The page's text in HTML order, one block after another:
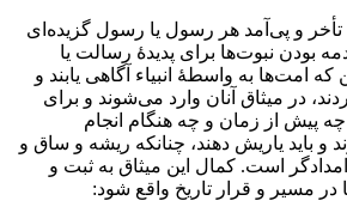
تأخر و پى‌آمد هر رسول يا رسول گزيده‌اى
بودن نبوت‌ها براى پديدۀ رسالت يا
امت‌ها به واسطۀ انبياء آگاهى يابند و
در ميثاق آنان وارد مى‌شوند و براى
پيش از زمان و چه هنگام انجام
و بايد ياريش دهند، چنانكه ريشه و ساق و
است. كمال اين ميثاق به ثبت و
در مسير و قرار تاريخ واقع شود: